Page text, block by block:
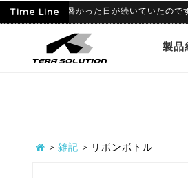
Time Line
月に入って暑かった日が続いていたのですが
製品
> 雑記 > リボンボトル